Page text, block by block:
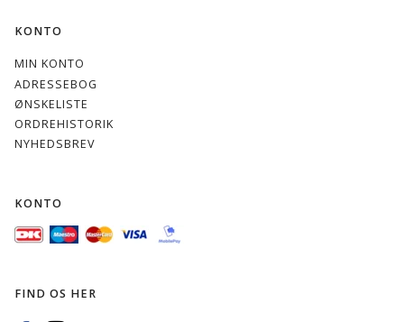
KONTO
MIN KONTO
ADRESSEBOG
ØNSKELISTE
ORDREHISTORIK
NYHEDSBREV
KONTO
FIND OS HER